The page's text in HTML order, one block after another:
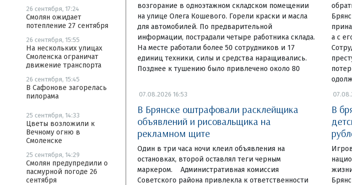
26 сентября, 17:24
Смолян ожидает
потепление 27 сентября
26 сентября, 15:55
На нескольких улицах
Смоленска ограничат
движение транспорта
26 сентября, 15:45
В Сафонове загорелась
пилорама
25 сентября, 14:33
Цветы возложили к
Вечному огню в
Смоленске
25 сентября, 14:29
Смолян предупредили о
пасмурной погоде 26
сентября
возгорание в одноэтажном складском помещении
на улице Олега Кошевого. Горели краски и масла
для автомобилей. По предварительной
информации, пострадали четыре работника склада.
На месте работали более 50 сотрудников и 17
единиц техники, силы и средства наращивались.
Позднее к тушению было привлечено около 80
а с
07.08.2026 16:53
В Брянске оштрафовали расклейщика
объявлений и рисовальщика на
рекламном щите
Один в три часа ночи клеил объявления на
остановках, второй оставлял теги черным
маркером. Административная комиссия
Советского района привлекла к ответственности
В